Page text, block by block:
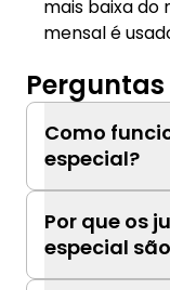
mais baixa
mensal é
Como
especial?
Por que os
especial